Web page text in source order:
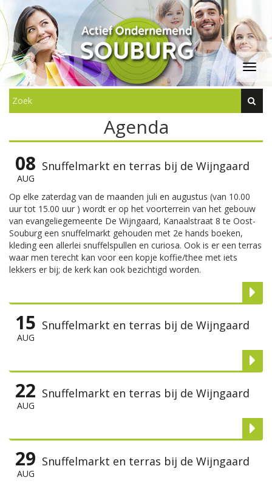
Agenda
08
AUG
Snuffelmarkt en terras bij de Wijngaard
Op elke zaterdag van de maanden juli en augustus (van 10.00
uur tot 15.00 uur ) wordt er op het voorterrein van het gebouw
van evangeliegemeente De Wijngaard, Kanaalstraat 8 te Oost-
Souburg een snuffelmarkt gehouden met 2e hands boeken,
kleding een allerlei snuffelspullen en curiosa. Ook is er een terras
waar men terecht kan voor een kopje koffie/thee met iets
lekkers er bij; de kerk kan ook bezichtigd worden.
15
AUG
Snuffelmarkt en terras bij de Wijngaard
22
AUG
Snuffelmarkt en terras bij de Wijngaard
29
AUG
Snuffelmarkt en terras bij de Wijngaard